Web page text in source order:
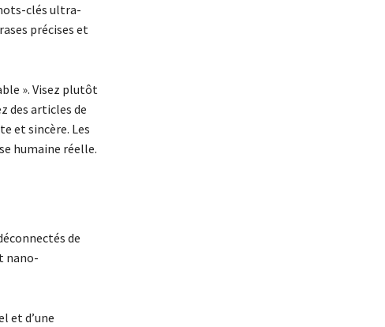
clés ultra-
précises et
». Visez plutôt
des articles de
et sincère. Les
humaine réelle.
de
nano-
et d’une